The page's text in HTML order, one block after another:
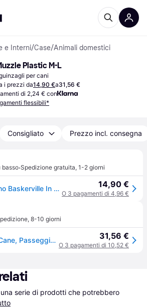
e Interni/Case/Animali domestici
Plastic M-L
per cani
i prezzi da14,90 €a31,56 €
di 2,24 € con
flessibili*
Consigliato Prezzo incl. consegna
basso·Spedizione gratuita, 1-2 giorni
Museruola Anti Veleno Baskerville In Plastica Beige Cane Per Bocconi Avvelenati 14,90 €
O 3 pagamenti di 4,96 €
, 8-10 giorni
2x Trixie Muso (XL, Cane, Passeggiare), Collare + Guinzaglio 31,56 €
O 3 pagamenti di 10,52 €
serie di prodotti che potrebbero